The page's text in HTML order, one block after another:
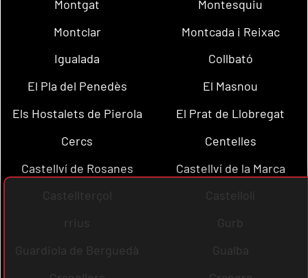
Montgat
Montesquiu
Montclar
Montcada i Reixac
Igualada
Collbató
El Pla del Penedès
El Masnou
Els Hostalets de Pierola
El Prat de Llobregat
Cercs
Centelles
Castellví de Rosanes
Castellví de la Marca
Castellterçol
Castellolí
rrius
Gurb
Guardiola de Berguedà
Gualba